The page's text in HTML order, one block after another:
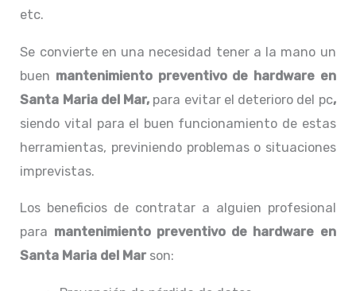
etc.
Se convierte en una necesidad tener a la mano un
buen mantenimiento preventivo de hardware en
Santa Maria del Mar, para evitar el deterioro del pc,
siendo vital para el buen funcionamiento de estas
herramientas, previniendo problemas o situaciones
imprevistas.
Los beneficios de contratar a alguien profesional
para mantenimiento preventivo de hardware en
Santa Maria del Mar son: